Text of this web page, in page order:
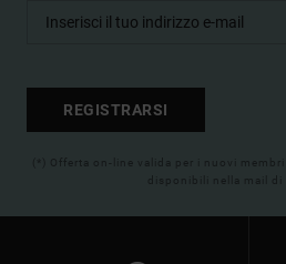
REGISTRARSI
(*) Offerta on-line valida per i nuovi
disponibili nella mail di